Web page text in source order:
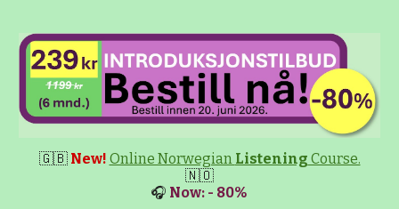
🇬🇧 New! Online Norwegian Listening Course.
🇳🇴
🎧 Now: - 80%